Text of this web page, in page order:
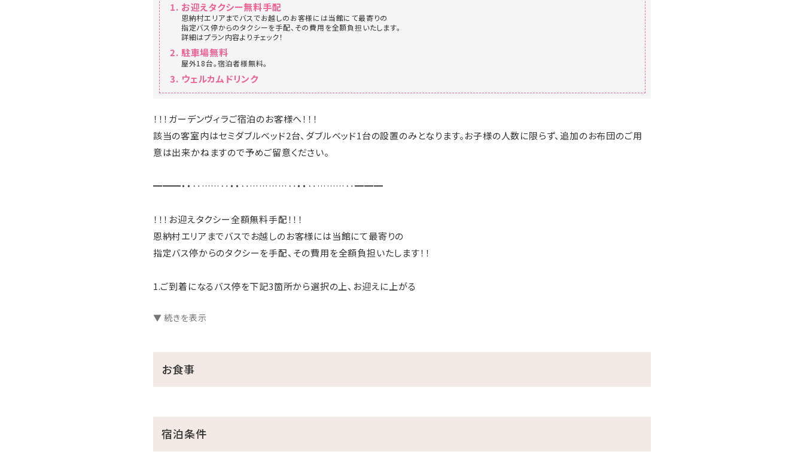
お迎えタクシー無料手配
恩納村エリアまでバスでお越しのお客様には当館にて最寄りの
指定バス停からのタクシーを手配、その費用を全額負担いたします。
詳細はプラン内容よりチェック！
駐車場無料
屋外18台。宿泊者様無料。
ウェルカムドリンク
！！！ガーデンヴィラご宿泊のお客様へ！！！
該当の客室内はセミダブルベッド2台、ダブルベッド1台の設置のみとなります。お子様の人数に限らず、追加のお布団のご用
意は出来かねますので予めご留意ください。
━━━・・‥……‥・・‥…………‥・・‥………‥━━━
！！！お迎えタクシー全額無料手配！！！
恩納村エリアまでバスでお越しのお客様には当館にて最寄りの
指定バス停からのタクシーを手配、その費用を全額負担いたします！！
1.ご到着になるバス停を下記3箇所から選択の上、お迎えに上がる
タクシー需要によりお迎えの時刻に遅れが生じる可能性
があります。
・おんなの駅 なかゆくい市場前
・ザ・ムーンビーチミュージアムリゾート
▼ 続きを表示
お食事
宿泊条件